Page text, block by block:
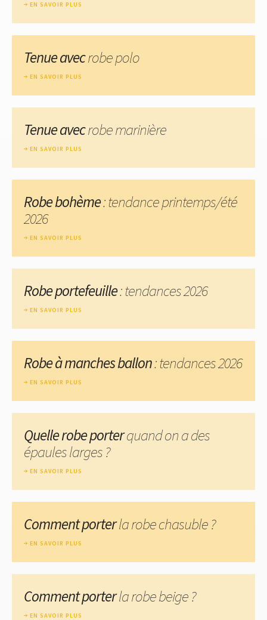
EN SAVOIR PLUS
Tenue avecrobe polo
EN SAVOIR PLUS
Tenue avecrobe marinière
EN SAVOIR PLUS
Robe bohème: tendance printemps/été
2026
EN SAVOIR PLUS
Robe portefeuille: tendances 2026
EN SAVOIR PLUS
Robe à manches ballon: tendances 2026
EN SAVOIR PLUS
Quelle robe porterquand on a des
épaules larges ?
EN SAVOIR PLUS
Comment porterla robe chasuble ?
EN SAVOIR PLUS
Comment porterla robe beige ?
EN SAVOIR PLUS